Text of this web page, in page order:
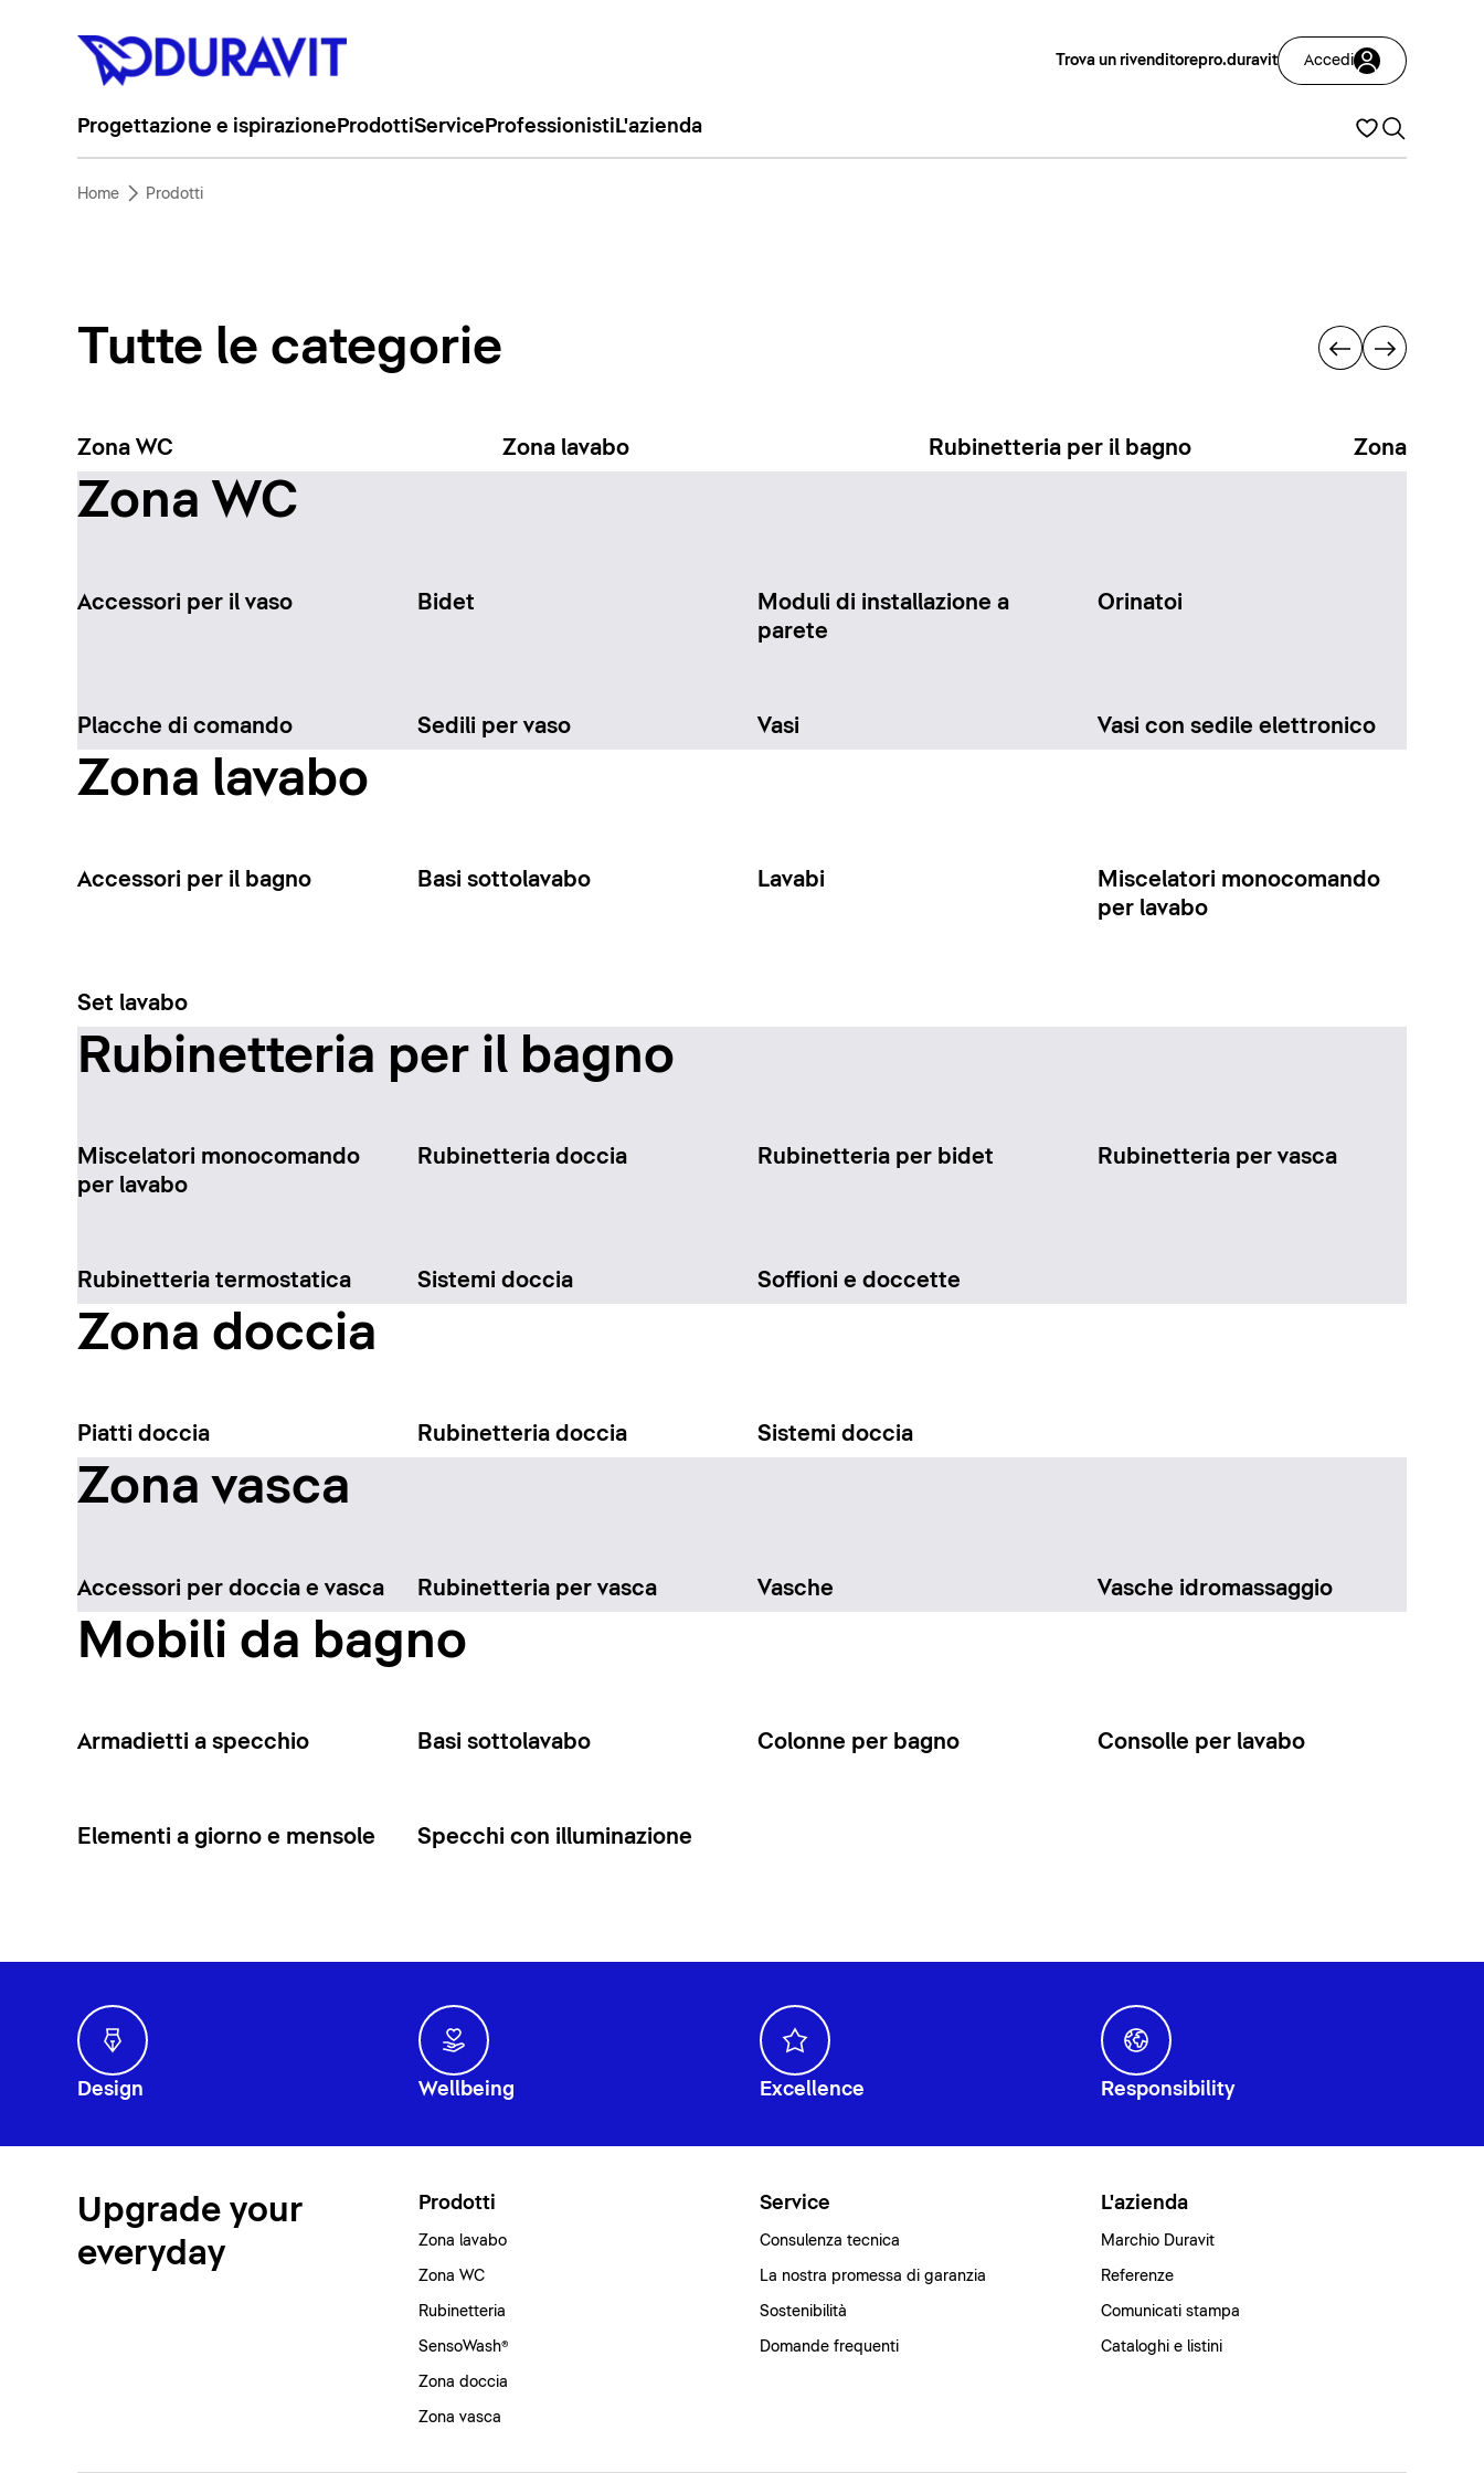
Trova un rivenditorepro.duravit Accedi
Progettazione e ispirazione ProdottiService Professionisti L'azienda
Home Prodotti
Tutte le categorie
Zona WC Zona lavabo Rubinetteria per il bagno Zona doccia
Zona WC
Accessori per il vaso Bidet
Moduli di installazione a
parete
Orinatoi
Placche di comando Sedili per vaso Vasi Vasi con sedile elettronico
Zona lavabo
Accessori per il bagno Basi sottolavabo Lavabi
Miscelatori monocomando
per lavabo
Set lavabo
Rubinetteria per il bagno
Miscelatori monocomando
per lavabo
Rubinetteria doccia Rubinetteria per bidet Rubinetteria per vasca
Rubinetteria termostatica Sistemi doccia Soffioni e doccette
Zona doccia
Piatti doccia Rubinetteria doccia Sistemi doccia
Zona vasca
Accessori per doccia e vasca Rubinetteria per vasca Vasche Vasche idromassaggio
Mobili da bagno
Armadietti a specchio Basi sottolavabo Colonne per bagno Consolle per lavabo
Elementi a giorno e mensole Specchi con illuminazione
Design Wellbeing Excellence Responsibility
Upgrade your
everyday
Prodotti
Zona lavabo
Zona WC
Rubinetteria
SensoWash®
Zona doccia
Zona vasca
Service
Consulenza tecnica
La nostra promessa di garanzia
Sostenibilità
Domande frequenti
L'azienda
Marchio Duravit
Referenze
Comunicati stampa
Cataloghi e listini